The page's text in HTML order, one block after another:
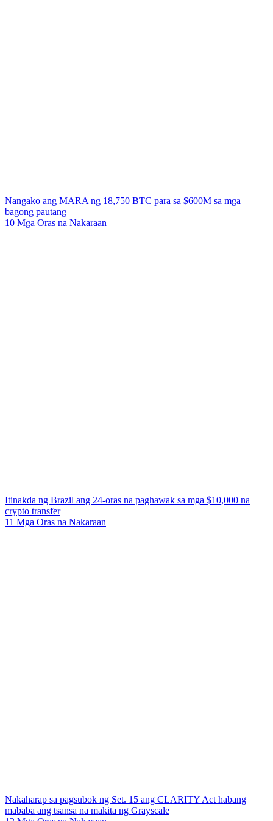
Nangako ang MARA ng 18,750 BTC para sa $600M sa mga
bagong pautang
10 Mga Oras na Nakaraan
Itinakda ng Brazil ang 24-oras na paghawak sa mga $10,000 na
crypto transfer
11 Mga Oras na Nakaraan
Nakaharap sa pagsubok ng Set. 15 ang CLARITY Act habang
mababa ang tsansa na makita ng Grayscale